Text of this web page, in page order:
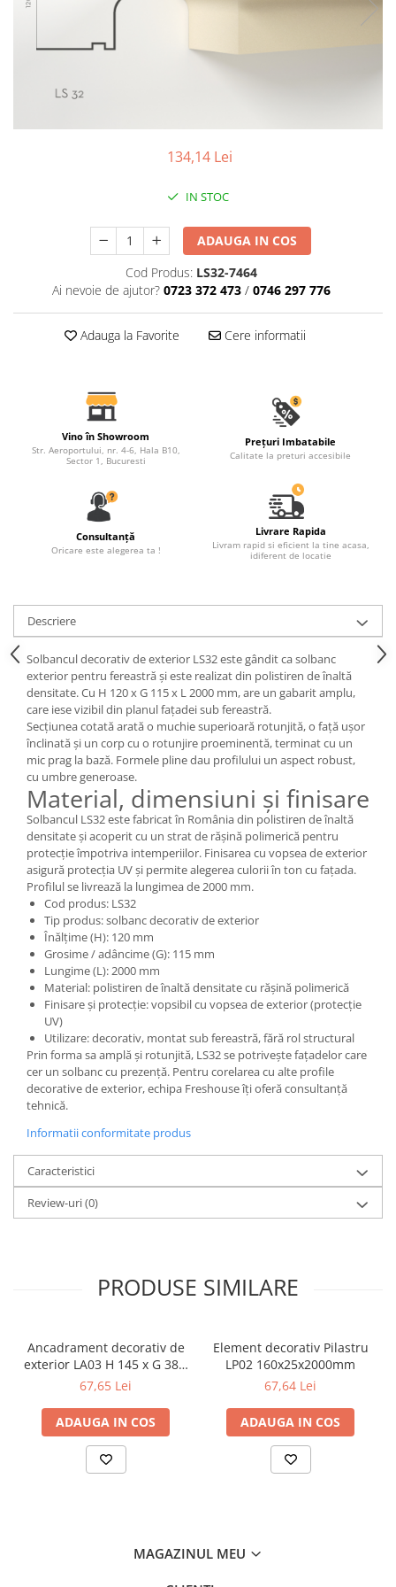
Capiteluri coloane
Inele coloane
Capiteluri semicoloane
Piedestaluri semicoloane
Trunchiuri semicoloane
Mulaje de interior
Rozete de interior
Cadru de arc
Șeminee decorative
Console de interior
Cadre de ușă
Ornamente de colț
134,14 Lei
IN STOC
ADAUGA IN COS
Cod Produs: LS32-7464
Ai nevoie de ajutor? 0723 372 473 / 0746 297 776
Adauga la Favorite Cere informatii
Vino în Showroom
Str. Aeroportului, nr. 4-6, Hala B10,
Sector 1, Bucuresti
Prețuri Imbatabile
Calitate la preturi accesibile
Consultanță
Oricare este alegerea ta !
Livrare Rapida
Livram rapid si eficient la tine acasa,
idiferent de locatie
Descriere
Solbancul decorativ de exterior LS32 este gândit ca solbanc
exterior pentru fereastră și este realizat din polistiren de înaltă
densitate. Cu H 120 x G 115 x L 2000 mm, are un gabarit amplu,
care iese vizibil din planul fațadei sub fereastră.
Secțiunea cotată arată o muchie superioară rotunjită, o față ușor
înclinată și un corp cu o rotunjire proeminentă, terminat cu un
mic prag la bază. Formele pline dau profilului un aspect robust,
cu umbre generoase.
Material, dimensiuni și finisare
Solbancul LS32 este fabricat în România din polistiren de înaltă
densitate și acoperit cu un strat de rășină polimerică pentru
protecție împotriva intemperiilor. Finisarea cu vopsea de exterior
asigură protecția UV și permite alegerea culorii în ton cu fațada.
Profilul se livrează la lungimea de 2000 mm.
Cod produs: LS32
Tip produs: solbanc decorativ de exterior
Înălțime (H): 120 mm
Grosime / adâncime (G): 115 mm
Lungime (L): 2000 mm
Material: polistiren de înaltă densitate cu rășină polimerică
Finisare și protecție: vopsibil cu vopsea de exterior (protecție
UV)
Utilizare: decorativ, montat sub fereastră, fără rol structural
Prin forma sa amplă și rotunjită, LS32 se potrivește fațadelor care
cer un solbanc cu prezență. Pentru corelarea cu alte profile
decorative de exterior, echipa Freshouse îți oferă consultanță
tehnică.
Informatii conformitate produs
Caracteristici
Review-uri(0)
PRODUSE SIMILARE
Ancadrament decorativ de
exterior LA03 H 145 x G 38 x
L 2000 mm
67,65 Lei
ADAUGA IN COS
Element decorativ Pilastru
LP02 160x25x2000mm
67,64 Lei
ADAUGA IN COS
MAGAZINUL MEU